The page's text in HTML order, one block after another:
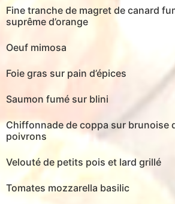
Fine tranche de magret de canard
suprême d’orange
Oeuf mimosa
Foie gras sur pain d’épices
Saumon fumé sur blini
Chiffonnade de coppa sur brunoise
poivrons
Velouté de petits pois et lard grillé
Tomates mozzarella basilic